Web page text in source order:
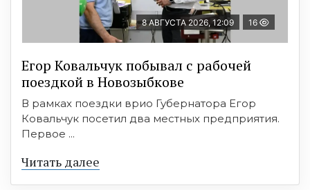
8 АВГУСТА 2026, 12:09 16
Егор Ковальчук побывал с рабочей
поездкой в Новозыбкове
В рамках поездки врио Губернатора Егор
Ковальчук посетил два местных предприятия.
Первое ...
Читать далее